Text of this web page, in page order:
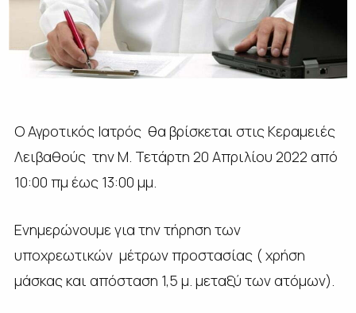
O Αγροτικός Ιατρός θα βρίσκεται στις Κεραμειές
Λειβαθούς την Μ. Τετάρτη 20 Απριλίου 2022 από
10:00 πμ έως 13:00 μμ.
Ενημερώνουμε για την τήρηση των
υποχρεωτικών μέτρων προστασίας ( χρήση
μάσκας και απόσταση 1,5 μ. μεταξύ των ατόμων).